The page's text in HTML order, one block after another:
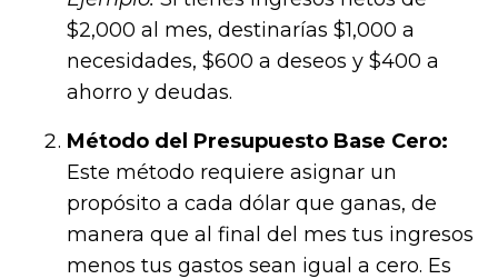
$2,000 al mes, destinarías $1,000 a
necesidades, $600 a deseos y $400 a
ahorro y deudas.
Método del Presupuesto Base Cero:
Este método requiere asignar un
propósito a cada dólar que ganas, de
manera que al final del mes tus ingresos
menos tus gastos sean igual a cero. Es